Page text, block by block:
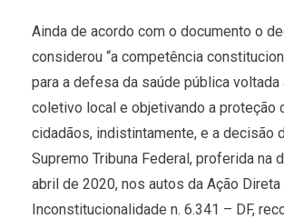
Ainda de acordo com o documento o
considerou “a competência
para a defesa da saúde pública
coletivo local e objetivando a proteção
cidadãos, indistintamente, e a decisão
Supremo Tribuna Federal, proferida na
abril de 2020, nos autos da Ação Direta
Inconstitucionalidade n. 6.341 – DF,